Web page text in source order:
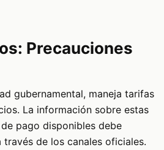
Precauciones
gubernamental, maneja tarifas
La información sobre estas
pago disponibles debe
de los canales oficiales.